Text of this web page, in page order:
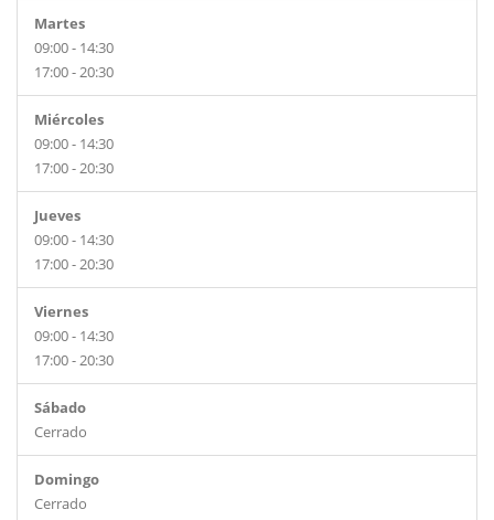
Martes
09:00 - 14:30
17:00 - 20:30
Miércoles
09:00 - 14:30
17:00 - 20:30
Jueves
09:00 - 14:30
17:00 - 20:30
Viernes
09:00 - 14:30
17:00 - 20:30
Sábado
Cerrado
Domingo
Cerrado